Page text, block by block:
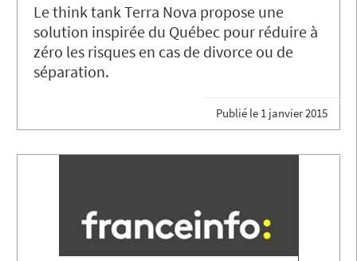
Le think tank Terra Nova propose une
solution inspirée du Québec pour réduire à
zéro les risques en cas de divorce ou de
séparation.
Publié le 1 janvier 2015